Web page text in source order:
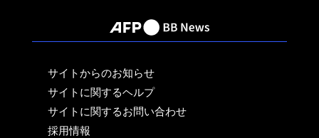
サイトからのお知らせ
サイトに関するヘルプ
サイトに関するお問い合わせ
採用情報